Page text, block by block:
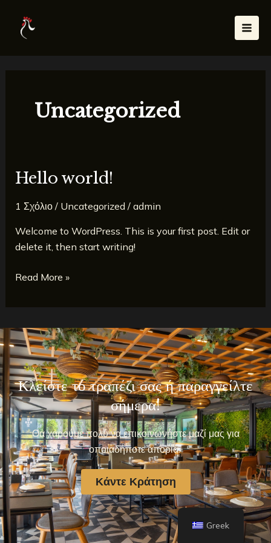
περιεχόμενο
Uncategorized
Hello world!
1 Σχόλιο / Uncategorized / admin
Welcome to WordPress. This is your first post. Edit or
delete it, then start writing!
Hello
Read More »
Κλείστε το τραπέζι σας ή παραγγείλτε
σήμερα!
Θα χαρούμε πολύ να επικοινωνήστε μαζί μας για
οποιαδήποτε απορία.
Κάντε Κράτηση
Greek